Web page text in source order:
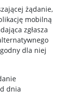
żądanie,
mobilną
zgłasza
dla niej
dnia